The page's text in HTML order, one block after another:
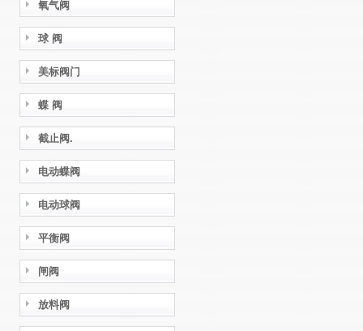
氧气阀
球 阀
美标阀门
蝶 阀
截止阀.
电动蝶阀
电动球阀
平衡阀
闸阀
放料阀